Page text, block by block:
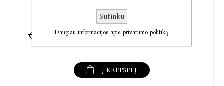
€2,77 €3,46
Į KREPŠELĮ
Sutinku
Daugiau informacijos apie privatumo politiką.